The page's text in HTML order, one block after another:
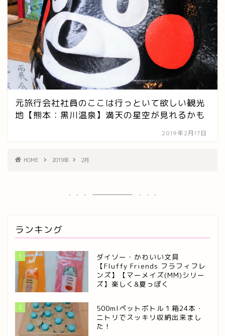
元旅行会社社員のここは行っといて欲しい観光
地【熊本：黒川温泉】満天の星空が見れるかも
2019年2月17日
HOME 2019年 2月
ランキング
1
ダイソー・かわいい文具
【Fluffy Friends フラフィフレ
ンズ】【マーメイズ(MM)シリー
ズ】楽しく&夏っぽく
2
500mlペットボトル１箱24本・
ニトリでスッキリ収納出来まし
た！